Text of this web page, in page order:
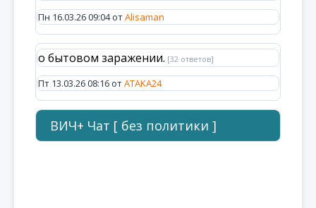
Пн 16.03.26 09:04 отAlisaman
о бытовом заражении. [32 ответов]
Пт 13.03.26 08:16 отATAKA24
ВИЧ+ Чат [ без политики ]